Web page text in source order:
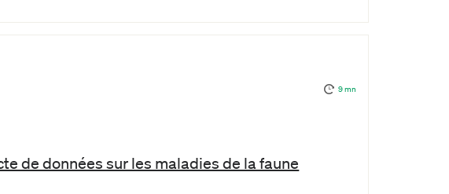
9 mn
de données sur les maladies de la faune